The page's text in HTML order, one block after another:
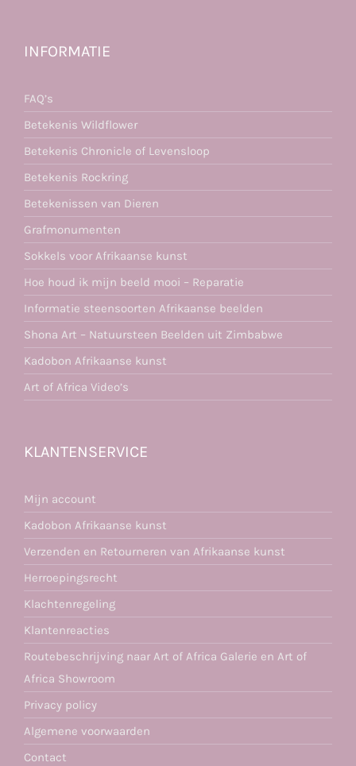
INFORMATIE
FAQ’s
Betekenis Wildflower
Betekenis Chronicle of Levensloop
Betekenis Rockring
Betekenissen van Dieren
Grafmonumenten
Sokkels voor Afrikaanse kunst
Hoe houd ik mijn beeld mooi – Reparatie
Informatie steensoorten Afrikaanse beelden
Shona Art – Natuursteen Beelden uit Zimbabwe
Kadobon Afrikaanse kunst
Art of Africa Video’s
KLANTENSERVICE
Mijn account
Kadobon Afrikaanse kunst
Verzenden en Retourneren van Afrikaanse kunst
Herroepingsrecht
Klachtenregeling
Klantenreacties
Routebeschrijving naar Art of Africa Galerie en Art of
Africa Showroom
Privacy policy
Algemene voorwaarden
Contact